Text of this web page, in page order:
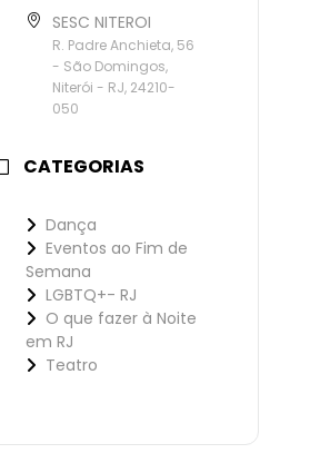
SESC NITEROI
R. Padre Anchieta, 56
- São Domingos,
Niterói - RJ, 24210-
050
CATEGORIAS
Dança
Eventos ao Fim de
Semana
LGBTQ+- RJ
O que fazer à Noite
em RJ
Teatro